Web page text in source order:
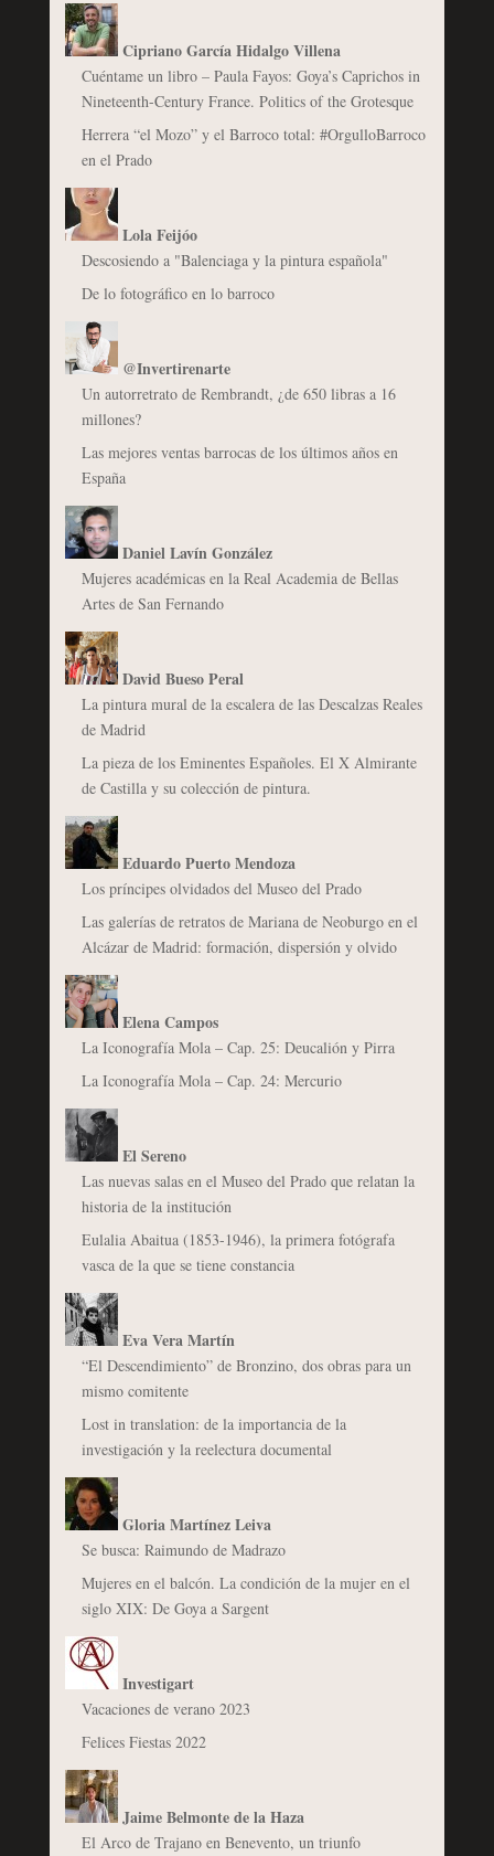
Cipriano García Hidalgo Villena
Cuéntame un libro – Paula Fayos: Goya’s Caprichos in
Nineteenth-Century France. Politics of the Grotesque
Herrera “el Mozo” y el Barroco total: #OrgulloBarroco
en el Prado
Lola Feijóo
Descosiendo a "Balenciaga y la pintura española"
De lo fotográfico en lo barroco
@Invertirenarte
Un autorretrato de Rembrandt, ¿de 650 libras a 16
millones?
Las mejores ventas barrocas de los últimos años en
España
Daniel Lavín González
Mujeres académicas en la Real Academia de Bellas
Artes de San Fernando
David Bueso Peral
La pintura mural de la escalera de las Descalzas Reales
de Madrid
La pieza de los Eminentes Españoles. El X Almirante
de Castilla y su colección de pintura.
Eduardo Puerto Mendoza
Los príncipes olvidados del Museo del Prado
Las galerías de retratos de Mariana de Neoburgo en el
Alcázar de Madrid: formación, dispersión y olvido
Elena Campos
La Iconografía Mola – Cap. 25: Deucalión y Pirra
La Iconografía Mola – Cap. 24: Mercurio
El Sereno
Las nuevas salas en el Museo del Prado que relatan la
historia de la institución
Eulalia Abaitua (1853-1946), la primera fotógrafa
vasca de la que se tiene constancia
Eva Vera Martín
“El Descendimiento” de Bronzino, dos obras para un
mismo comitente
Lost in translation: de la importancia de la
investigación y la reelectura documental
Gloria Martínez Leiva
Se busca: Raimundo de Madrazo
Mujeres en el balcón. La condición de la mujer en el
siglo XIX: De Goya a Sargent
Investigart
Vacaciones de verano 2023
Felices Fiestas 2022
Jaime Belmonte de la Haza
El Arco de Trajano en Benevento, un triunfo